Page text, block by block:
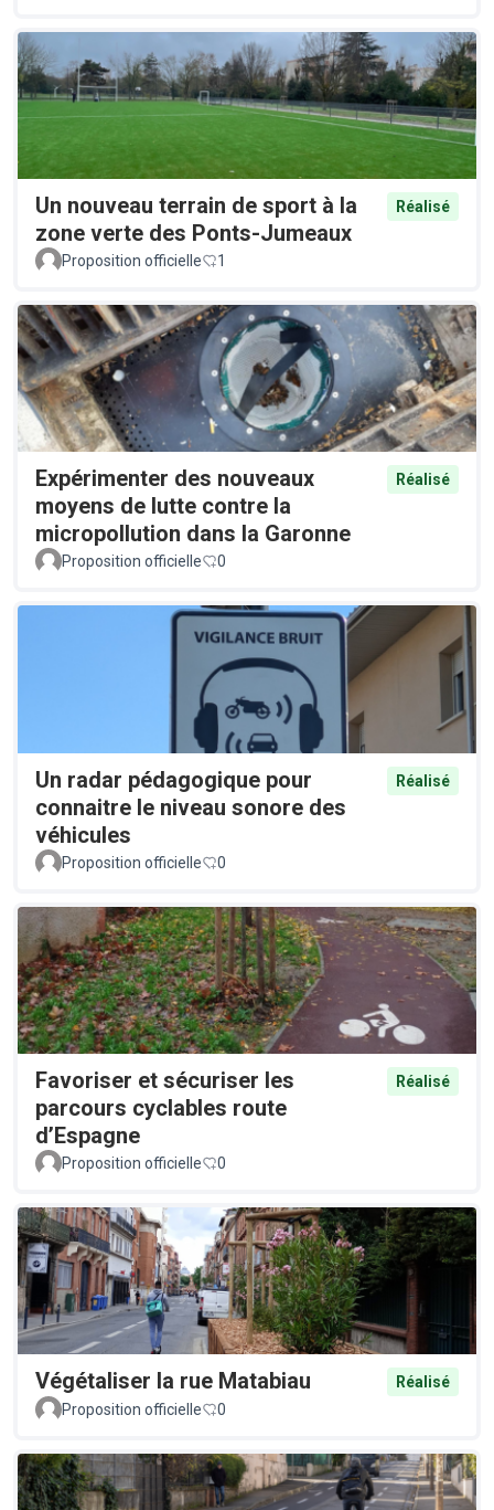
Un nouveau terrain de sport à la
zone verte des Ponts-Jumeaux
Réalisé
Proposition officielle 1
Expérimenter des nouveaux
moyens de lutte contre la
micropollution dans la Garonne
Réalisé
Proposition officielle 0
Un radar pédagogique pour
connaitre le niveau sonore des
véhicules
Réalisé
Proposition officielle 0
Favoriser et sécuriser les
parcours cyclables route
d’Espagne
Réalisé
Proposition officielle 0
Végétaliser la rue Matabiau
Réalisé
Proposition officielle
0